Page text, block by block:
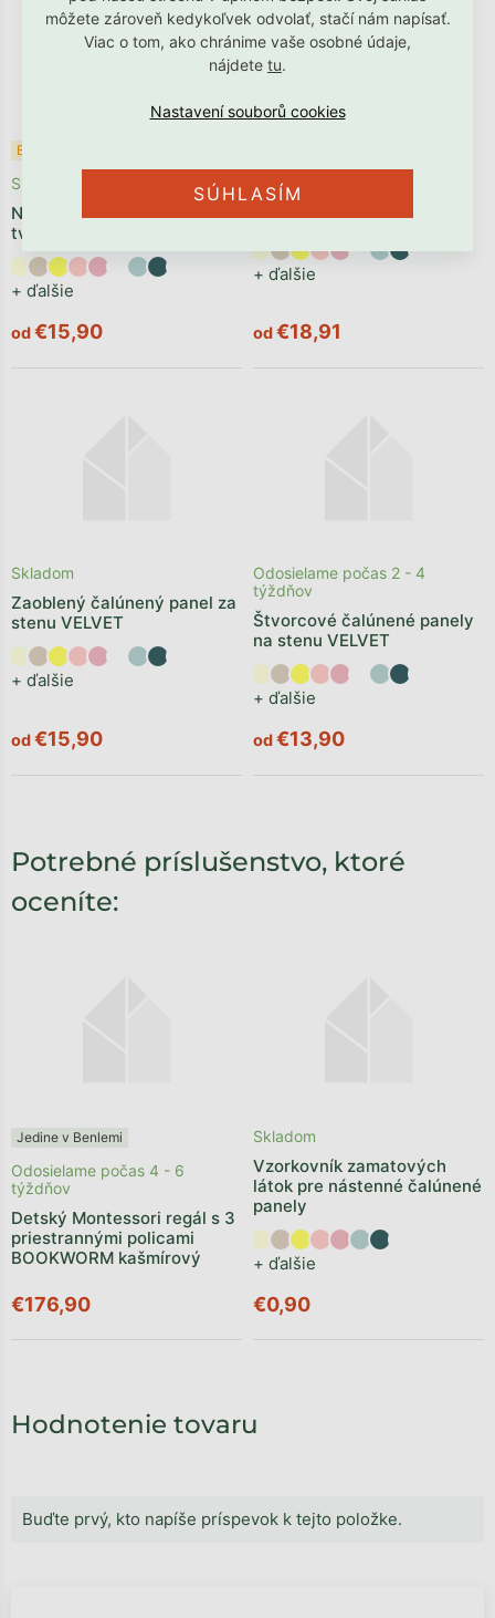
môžete zároveň kedykoľvek odvolať, stačí nám napísať.
Viac o tom, ako chránime vaše osobné údaje,
nájdete tu.
SÚHLASÍM
Bestseller ✩
Nástenný čalúnený panel v
tvare oblúka VELVET
+ ďalšie
Skladom
od€15,90
Čalúnený panel na stenu v
tvare plotku VELVET
+ ďalšie
týždňov
od€18,91
Zaoblený čalúnený panel za
stenu VELVET
+ ďalšie
Skladom
od€15,90
Štvorcové čalúnené panely
na stenu VELVET
+ ďalšie
Odosielame počas 2 - 4
týždňov
od€13,90
Hodnotenie tovaru
Buďte prvý, kto napíše príspevok k tejto položke.
Potrebné príslušenstvo, ktoré
oceníte:
Jedine v Benlemi
Detský Montessori regál s 3
priestrannými policami
BOOKWORM kašmírový
Odosielame počas 4 - 6
týždňov
€176,90
Vzorkovník zamatových
látok pre nástenné čalúnené
panely
+ ďalšie
Skladom
€0,90